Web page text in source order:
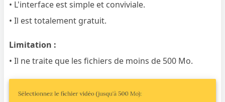
• L'interface est simple et conviviale.
• Il est totalement gratuit.
Limitation :
• Il ne traite que les fichiers de moins de 500 Mo.